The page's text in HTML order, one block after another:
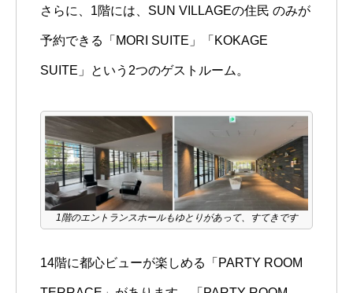
さらに、1階には、SUN VILLAGEの住民 のみが
予約できる「MORI SUITE」「KOKAGE
SUITE」という2つのゲストルーム。
1階のエントランスホールもゆとりがあって、すてきです
14階に都心ビューが楽しめる「PARTY ROOM